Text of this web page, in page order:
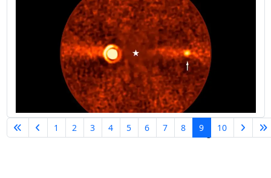
Pagina 9 van 10
1 2 3 4 5 6 7 8 9 10